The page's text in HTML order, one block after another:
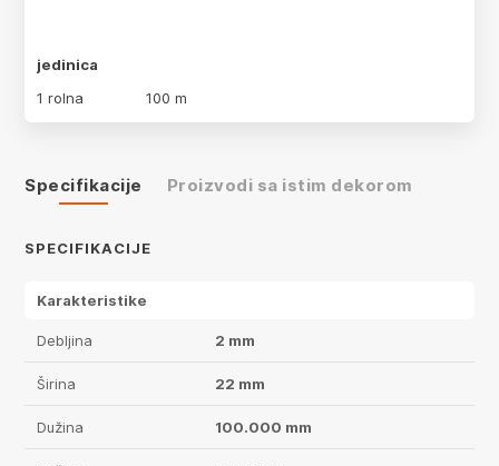
jedinica
1 rolna
100 m
Specifikacije Proizvodi sa istim dekorom
SPECIFIKACIJE
Karakteristike
Debljina 2 mm
Širina 22 mm
Dužina 100.000 mm